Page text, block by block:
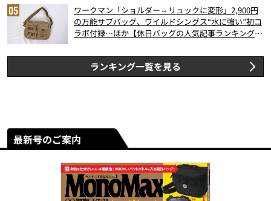
ワークマン「ショルダー⇔リュックに変形」2,900円
の万能サブバッグ、ワイルドシングス“水に強い”初コ
ラボ付録…ほか【休日バッグの人気記事ランキングベ
ランキング一覧を見る
最新号のご案内